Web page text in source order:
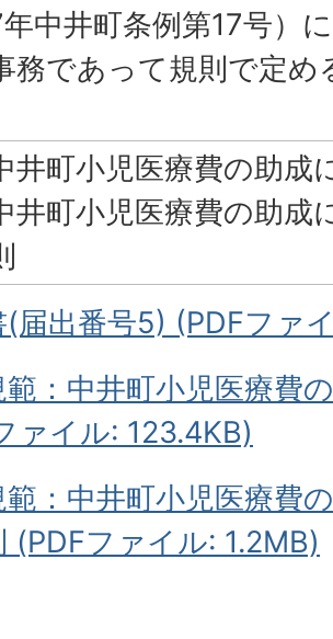
中井町条例第17号）
務であって規則で定め
井町小児医療費の助成
井町小児医療費の助成
(届出番号5) (PDFファ
：中井町小児医療費
ァイル: 123.4KB)
：中井町小児医療費
(PDFファイル: 1.2MB)